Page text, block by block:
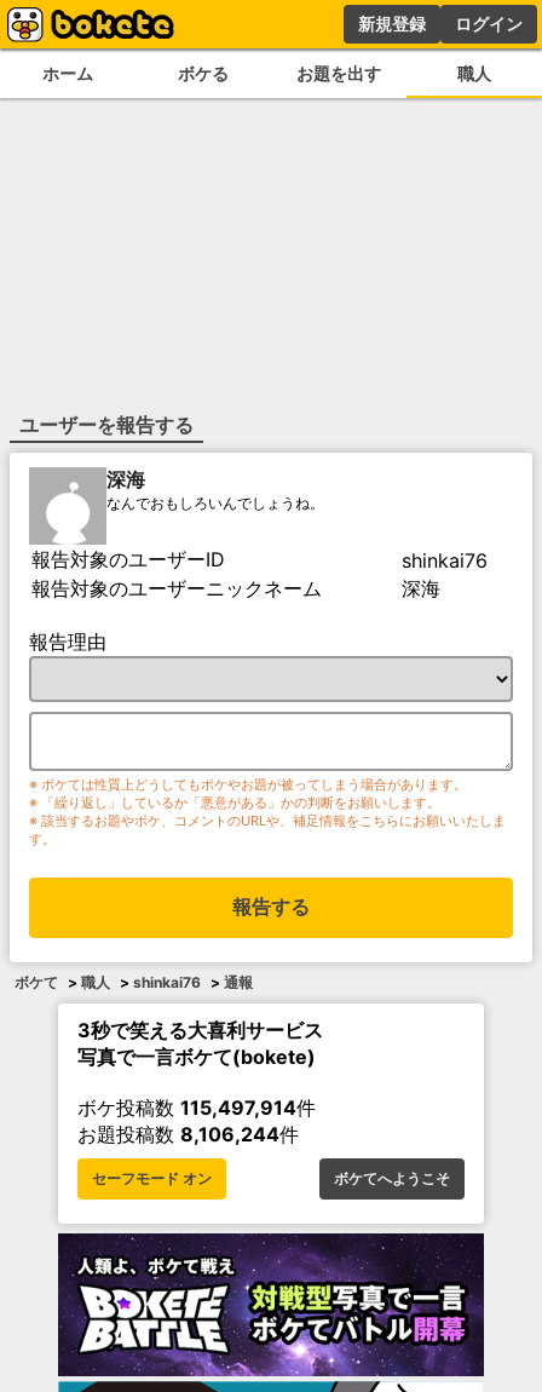
新規登録 ログイン
ホーム ボケる お題を出す 職人
ユーザーを報告する
深海
なんでおもしろいんでしょうね。
報告対象のユーザーID
shinkai76
報告対象のユーザーニックネーム
深海
報告理由
※ ボケては性質上どうしてもボケやお題が被ってしまう場合があります。
※ 「繰り返し」しているか「悪意がある」かの判断をお願いします。
※ 該当するお題やボケ、コメントのURLや、補足情報をこちらにお願いいたしま
す。
報告する
ボケて > 職人 > shinkai76 > 通報
3秒で笑える大喜利サービス
写真で一言ボケて(bokete)
ボケ投稿数 115,497,914件
お題投稿数 8,106,244件
セーフモード オン ボケてへようこそ